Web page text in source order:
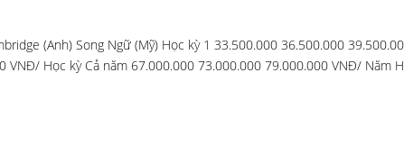
(Anh) Song Ngữ (Mỹ) Học kỳ 1 33.500.000 36.500.000
Học kỳ Cả năm 67.000.000 73.000.000 79.000.000 VNĐ/ Năm